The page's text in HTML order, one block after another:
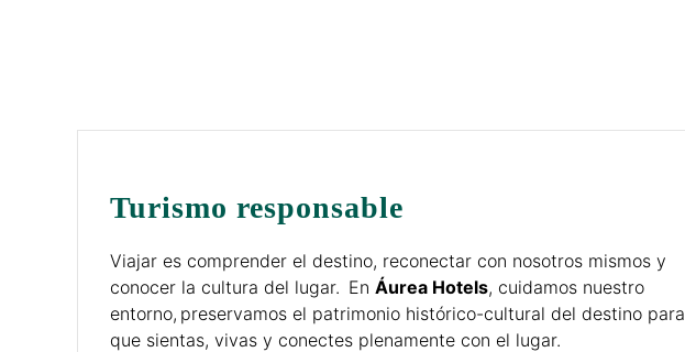
Turismo responsable
Viajar es comprender el destino, reconectar con nosotros mismos y
conocer la cultura del lugar. En Áurea Hotels, cuidamos nuestro
entorno, preservamos el patrimonio histórico-cultural del destino para
que sientas, vivas y conectes plenamente con el lugar.